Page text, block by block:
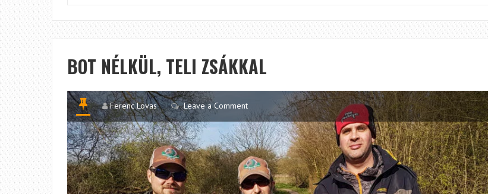
A
PARTOKON
BOT NÉLKÜL, TELI ZSÁKKAL
Ferenc Lovas Leave a Comment